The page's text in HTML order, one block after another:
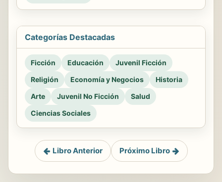
Categorías Destacadas
Ficción Educación
Juvenil Ficción
Religión
Economía y Negocios
Historia
Arte
Juvenil No Ficción
Salud
Ciencias Sociales
Libro Anterior Próximo Libro